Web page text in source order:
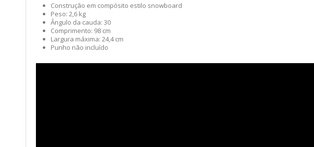
Construção em compósito estilo snowboard
Peso: 2,6 kg
Ângulo da cauda: 30
Comprimento: 98 cm
Largura máxima: 24,4 cm
Punho não incluído